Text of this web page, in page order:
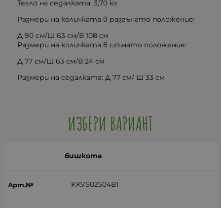
Тегло на седалката: 3,70 кг
Размери на количката в разгънато положение:
Д 90 см/Ш 63 см/В 108 см
Размери на количката в сгънато положение:
Д 77 см/Ш 63 см/В 24 см
Размери на седалката: Д 77 см/ Ш 33 см
ИЗБЕРИ ВАРИАНТ
KKVS02504BI
бишкота